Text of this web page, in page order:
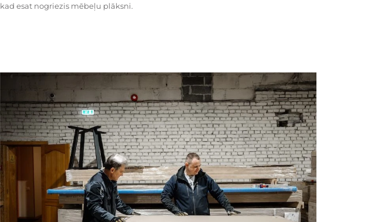
kad esat nogriezis mēbeļu plāksni.